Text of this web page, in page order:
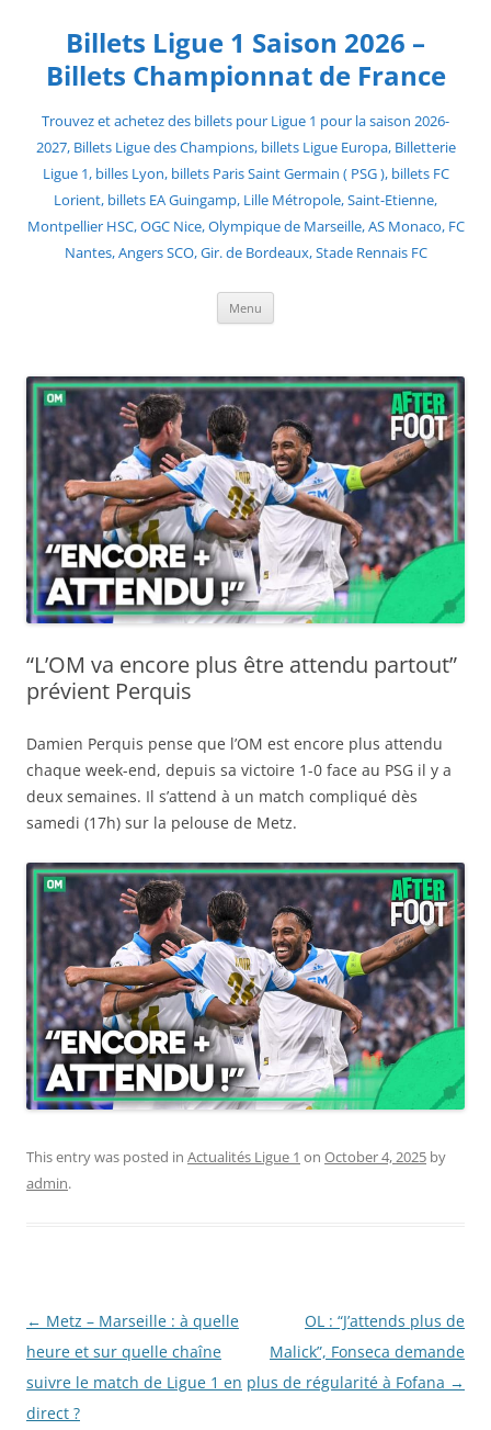
contentBillets Ligue 1 Saison 2026 –
Billets Championnat de France
Trouvez et achetez des billets pour Ligue 1 pour la saison 2026-
2027, Billets Ligue des Champions, billets Ligue Europa, Billetterie
Ligue 1, billes Lyon, billets Paris Saint Germain ( PSG ), billets FC
Lorient, billets EA Guingamp, Lille Métropole, Saint-Etienne,
Montpellier HSC, OGC Nice, Olympique de Marseille, AS Monaco, FC
Nantes, Angers SCO, Gir. de Bordeaux, Stade Rennais FC
Menu
“L’OM va encore plus être attendu partout”
prévient Perquis
Damien Perquis pense que l’OM est encore plus attendu
chaque week-end, depuis sa victoire 1-0 face au PSG il y a
deux semaines. Il s’attend à un match compliqué dès
samedi (17h) sur la pelouse de Metz.
This entry was posted in Actualités Ligue 1 on October 4, 2025 by
admin.
Post
navigation
← Metz – Marseille : à quelle
heure et sur quelle chaîne
suivre le match de Ligue 1 en
direct ?
OL : “J’attends plus de
Malick”, Fonseca demande
plus de régularité à Fofana →